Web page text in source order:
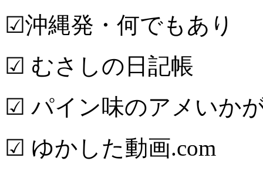
☑沖縄発・何でもあり
☑ むさしの日記帳
☑ パイン味のアメいか
☑ ゆかした動画.com